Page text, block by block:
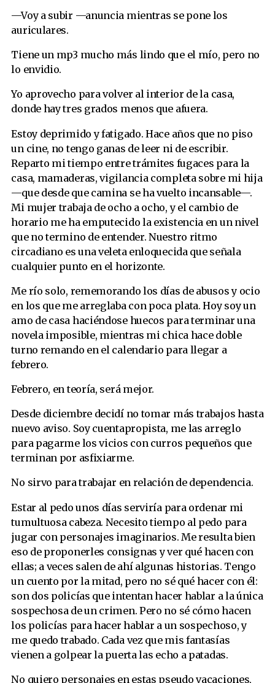
—Voy a subir —anuncia mientras se pone los
auriculares.
Tiene un mp3 mucho más lindo que el mío, pero no
lo envidio.
Yo aprovecho para volver al interior de la casa,
donde hay tres grados menos que afuera.
Estoy deprimido y fatigado. Hace años que no piso
un cine, no tengo ganas de leer ni de escribir.
Reparto mi tiempo entre trámites fugaces para la
casa, mamaderas, vigilancia completa sobre mi hija
—que desde que camina se ha vuelto incansable—.
Mi mujer trabaja de ocho a ocho, y el cambio de
horario me ha emputecido la existencia en un nivel
que no termino de entender. Nuestro ritmo
circadiano es una veleta enloquecida que señala
cualquier punto en el horizonte.
Me río solo, rememorando los días de abusos y ocio
en los que me arreglaba con poca plata. Hoy soy un
amo de casa haciéndose huecos para terminar una
novela imposible, mientras mi chica hace doble
turno remando en el calendario para llegar a
febrero.
Febrero, en teoría, será mejor.
Desde diciembre decidí no tomar más trabajos hasta
nuevo aviso. Soy cuentapropista, me las arreglo
para pagarme los vicios con curros pequeños que
terminan por asfixiarme.
No sirvo para trabajar en relación de dependencia.
Estar al pedo unos días serviría para ordenar mi
tumultuosa cabeza. Necesito tiempo al pedo para
jugar con personajes imaginarios. Me resulta bien
eso de proponerles consignas y ver qué hacen con
ellas; a veces salen de ahí algunas historias. Tengo
un cuento por la mitad, pero no sé qué hacer con él:
son dos policías que intentan hacer hablar a la única
sospechosa de un crimen. Pero no sé cómo hacen
los policías para hacer hablar a un sospechoso, y
me quedo trabado. Cada vez que mis fantasías
vienen a golpear la puerta las echo a patadas.
No quiero personajes en estas pseudo vacaciones,